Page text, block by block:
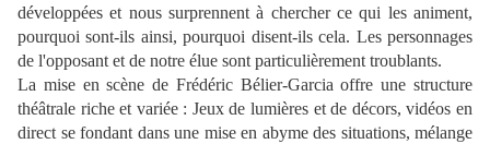
développées et nous surprennent à chercher ce qui les animent,
pourquoi sont-ils ainsi, pourquoi disent-ils cela. Les personnages
de l'opposant et de notre élue sont particulièrement troublants.
La mise en scène de Frédéric Bélier-Garcia offre une structure
théâtrale riche et variée : Jeux de lumières et de décors, vidéos en
direct se fondant dans une mise en abyme des situations, mélange